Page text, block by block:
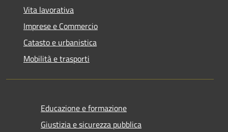
Vita lavorativa
Imprese e Commercio
Catasto e urbanistica
Mobilità e trasporti
Educazione e formazione
Giustizia e sicurezza pubblica